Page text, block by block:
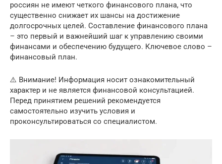
россиян не имеют четкого финансового плана, что
существенно снижает их шансы на достижение
долгосрочных целей. Составление финансового плана
– это первый и важнейший шаг к управлению своими
финансами и обеспечению будущего. Ключевое слово –
финансовый план.
⚠️ Внимание! Информация носит ознакомительный
характер и не является финансовой консультацией.
Перед принятием решений рекомендуется
самостоятельно изучить условия и
проконсультироваться со специалистом.